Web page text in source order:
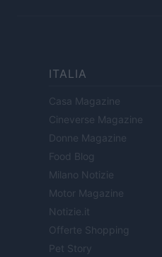
ITALIA
Casa Magazine
Cineverse Magazine
Donne Magazine
Food Blog
Milano Notizie
Motor Magazine
Notizie.it
Offerte Shopping
Pet Story